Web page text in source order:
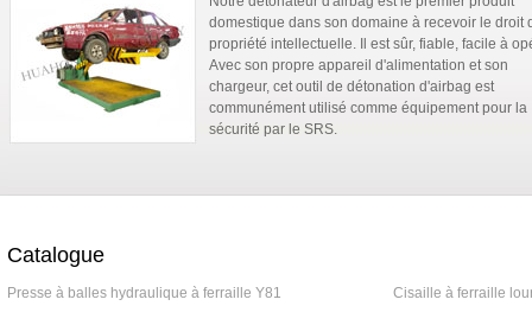
domestique dans son domaine à recevoir le droit
propriété intellectuelle. Il est sûr, fiable, facile à
Avec son propre appareil d'alimentation et son
chargeur, cet outil de détonation d'airbag est
communément utilisé comme équipement pour la
sécurité par le SRS.
Catalogue
Presse à balles hydraulique à ferraille Y81 Cisaille à ferraille